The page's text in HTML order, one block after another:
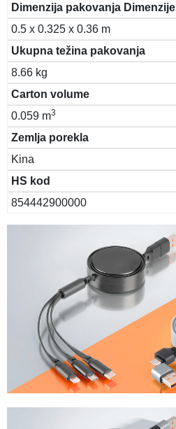
Dimenzija pakovanja Dimenzije
0.5 x 0.325 x 0.36 m
Ukupna težina pakovanja
8.66 kg
Carton volume
0.059 m3
Zemlja porekla
Kina
HS kod
854442900000